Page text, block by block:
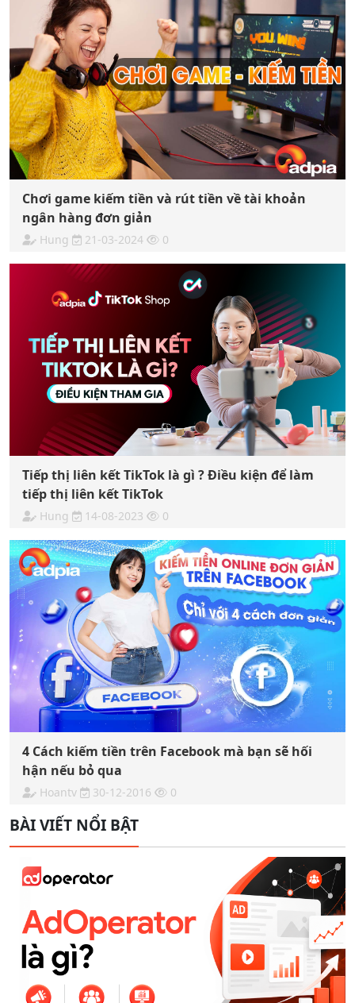
Chơi game kiếm tiền và rút tiền về tài khoản
ngân hàng đơn giản
Hung 21-03-2024 0
Tiếp thị liên kết TikTok là gì ? Điều kiện để làm
tiếp thị liên kết TikTok
Hung 14-08-2023 0
4 Cách kiếm tiền trên Facebook mà bạn sẽ hối
hận nếu bỏ qua
Hoantv 30-12-2016 0
BÀI VIẾT NỔI BẬT